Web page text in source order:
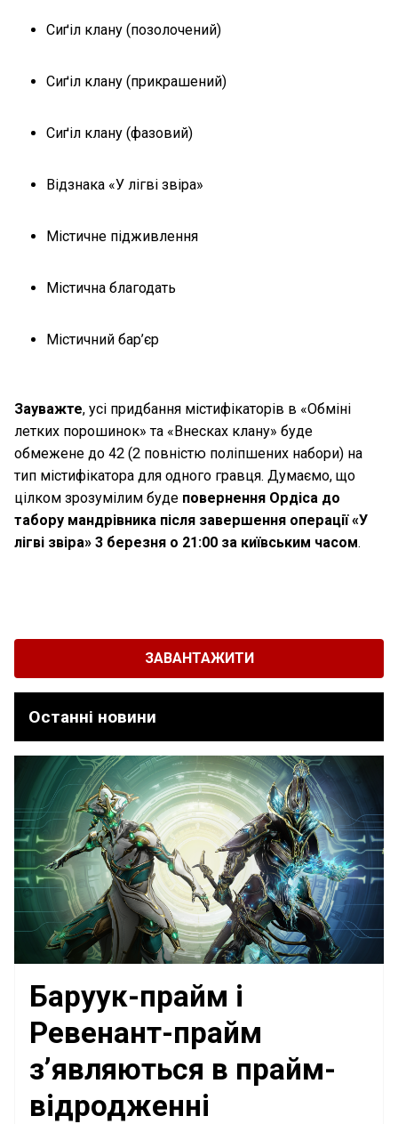
Сиґіл клану (позолочений)
Сиґіл клану (прикрашений)
Сиґіл клану (фазовий)
Відзнака «У лігві звіра»
Містичне підживлення
Містична благодать
Містичний бар’єр
Зауважте, усі придбання містифікаторів в «Обміні
летких порошинок» та «Внесках клану» буде
обмежене до 42 (2 повністю поліпшених набори) на
тип містифікатора для одного гравця. Думаємо, що
цілком зрозумілим буде повернення Ордіса до
табору мандрівника після завершення операції «У
лігві звіра» 3 березня о 21:00 за київським часом.
ЗАВАНТАЖИТИ
Останні новини
Баруук-прайм і
Ревенант-прайм
з’являються в прайм-
відродженні